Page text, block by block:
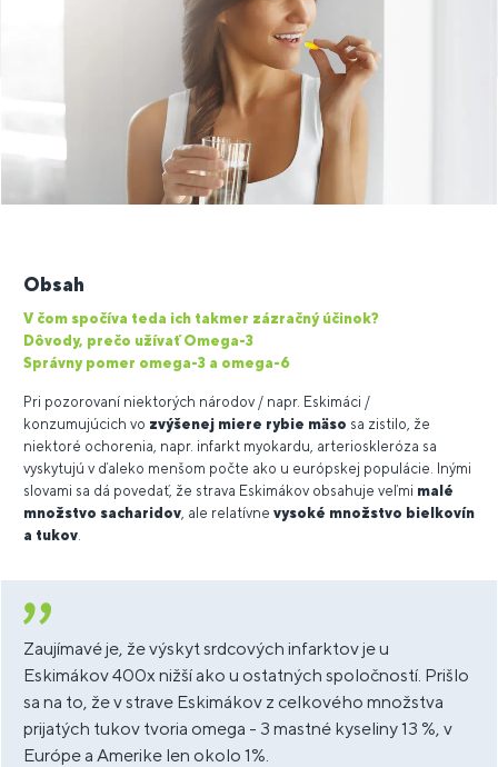
Obsah
V čom spočíva teda ich takmer zázračný účinok?
Dôvody, prečo užívať Omega-3
Správny pomer omega-3 a omega-6
Pri pozorovaní niektorých národov / napr. Eskimáci /
konzumujúcich vo zvýšenej miere rybie mäso sa zistilo, že
niektoré ochorenia, napr. infarkt myokardu, arterioskleróza sa
vyskytujú v ďaleko menšom počte ako u európskej populácie. Inými
slovami sa dá povedať, že strava Eskimákov obsahuje veľmi malé
množstvo sacharidov , ale relatívne vysoké množstvo bielkovín
a tukov
Zaujímavé je, že výskyt srdcových infarktov je u
Eskimákov 400x nižší ako u ostatných spoločností. Prišlo
sa na to, že v strave Eskimákov z celkového množstva
prijatých tukov tvoria omega - 3 mastné kyseliny 13 %, v
Európe a Amerike len okolo 1%.